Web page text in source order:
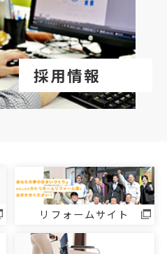
採用情報
リフォームサイト